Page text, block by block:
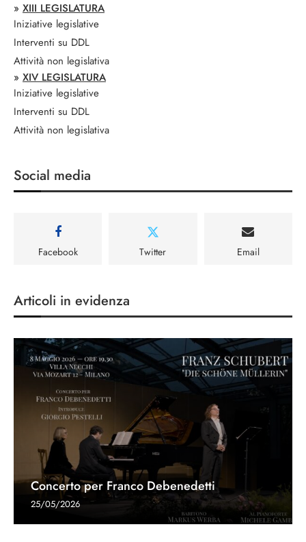
» XIII LEGISLATURA
Iniziative legislative
Interventi su DDL
Attività non legislativa
» XIV LEGISLATURA
Iniziative legislative
Interventi su DDL
Attività non legislativa
Social media
Facebook Twitter Email
Articoli in evidenza
Concerto per Franco Debenedetti
25/05/2026